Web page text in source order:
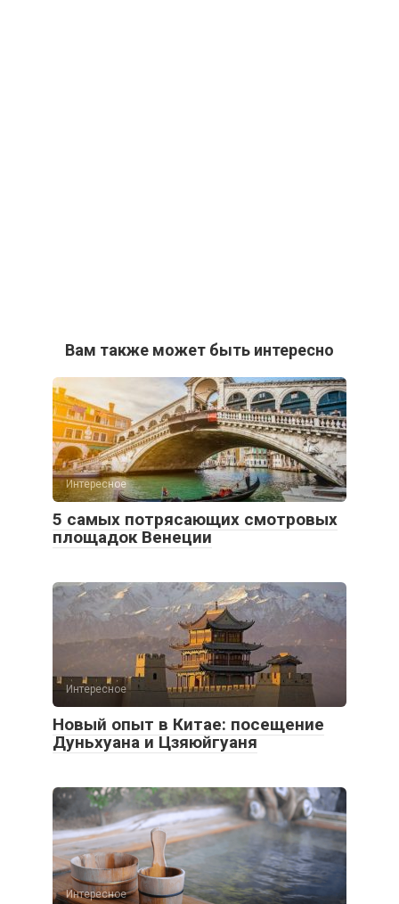
Вам также может быть интересно
Интересное
5 самых потрясающих смотровых
площадок Венеции
Интересное
Новый опыт в Китае: посещение
Дуньхуана и Цзяюйгуаня
Интересное